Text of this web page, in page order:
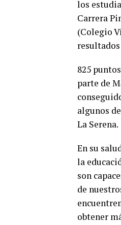
los
Carrera
(Colegio
825
parte de
algunos
La Serena.
En su
la
son
de
obtener